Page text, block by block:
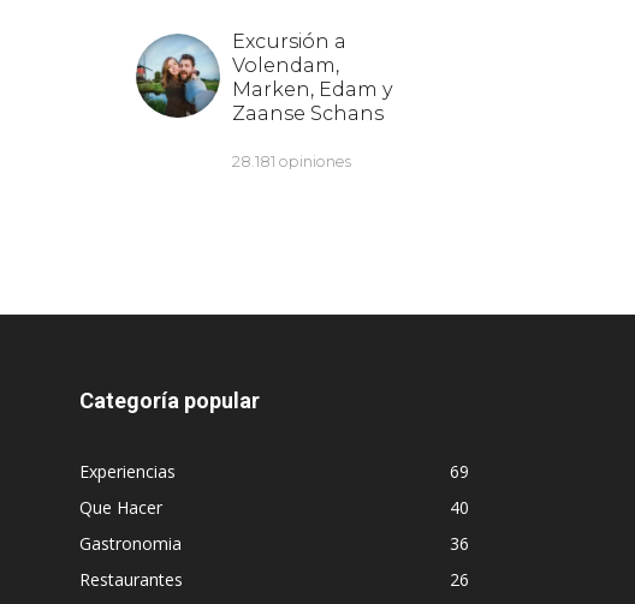
Categoría popular
Experiencias
69
Que Hacer
40
Gastronomia
36
Restaurantes
26